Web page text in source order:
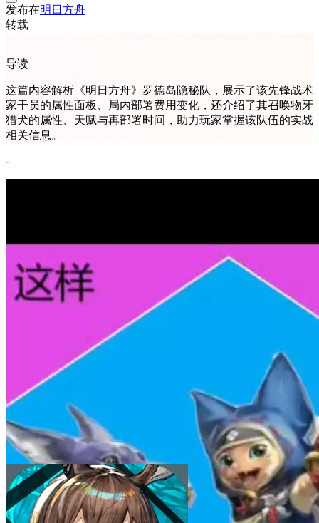
发布在明日方舟
转载
导读
这篇内容解析《明日方舟》罗德岛隐秘队，展示了该先锋战术
家干员的属性面板、局内部署费用变化，还介绍了其召唤物牙
猎犬的属性、天赋与再部署时间，助力玩家掌握该队伍的实战
相关信息。
-